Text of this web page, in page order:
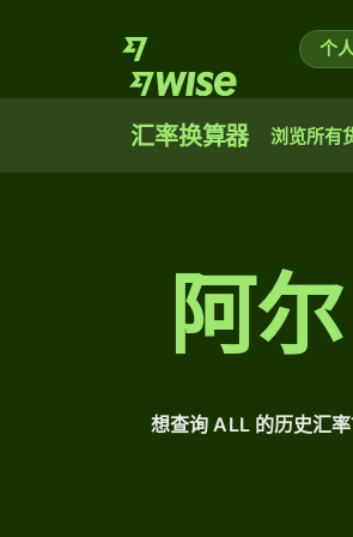
个
汇率换算器 浏览所有
阿
想查询 ALL 的历史汇